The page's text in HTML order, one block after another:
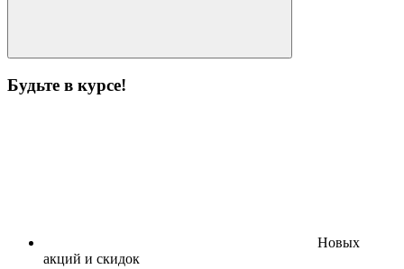
Будьте в курсе!
Новых
акций и скидок